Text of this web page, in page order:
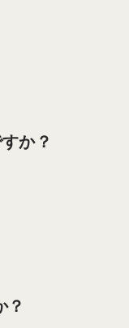
か？
？